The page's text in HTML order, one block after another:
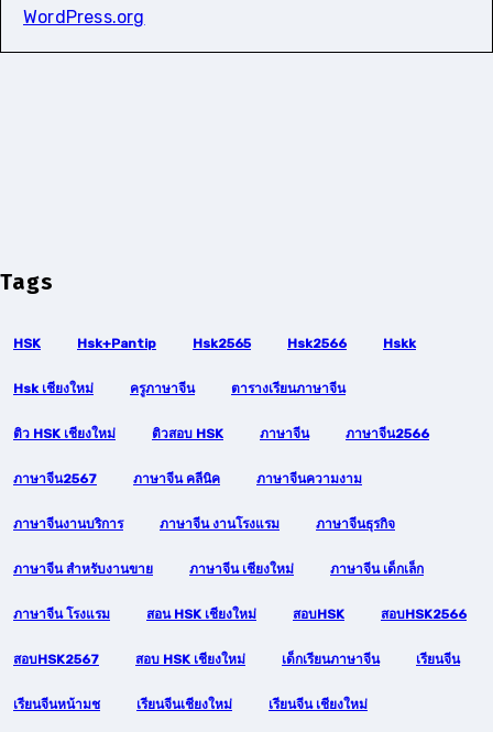
WordPress.org
Tags
HSK Hsk+pantip Hsk2565 Hsk2566 Hskk
Hsk เชียงใหม่ ครูภาษาจีน ตารางเรียนภาษาจีน
ติว HSK เชียงใหม่ ติวสอบ HSK ภาษาจีน ภาษาจีน2566
ภาษาจีน2567 ภาษาจีน คลีนิค ภาษาจีนความงาม
ภาษาจีนงานบริการ ภาษาจีน งานโรงแรม ภาษาจีนธุรกิจ
ภาษาจีน สำหรับงานขาย ภาษาจีน เชียงใหม่ ภาษาจีน เด็กเล็ก
ภาษาจีน โรงแรม สอน HSK เชียงใหม่ สอบHSK สอบHSK2566
สอบHSK2567 สอบ HSK เชียงใหม่ เด็กเรียนภาษาจีน เรียนจีน
เรียนจีนหน้ามช เรียนจีนเชียงใหม่ เรียนจีน เชียงใหม่